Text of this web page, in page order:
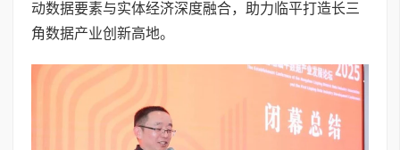
动数据要素与实体经济深度融合，助力临平打造长三
角数据产业创新高地。